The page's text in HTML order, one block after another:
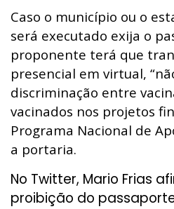
Caso o município ou o
será executado exija o
proponente terá que
presencial em virtual,
discriminação entre
vacinados nos projetos
Programa Nacional de
a portaria.
No Twitter, Mario Frias
proibição do